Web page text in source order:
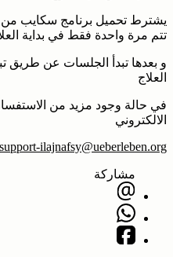
يشترط تحميل برنامج سكايب من
تتم مرة واحدة فقط في بداية
و بعدها تبدأ الجلسات عن طريق
العلاج
في حالة وجود مزيد من
الالكتروني
support-ilajnafsy@ueberleben.org
مشاركة